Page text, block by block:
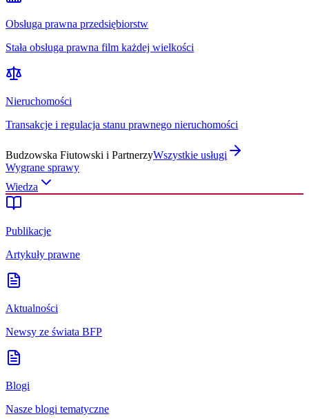
Obsługa prawna przedsiębiorstw
Stała obsługa prawna film każdej wielkości
Nieruchomości
Transakcje i regulacja stanu prawnego nieruchomości
Budzowska Fiutowski i PartnerzyWszystkie usługi
Wygrane sprawy
Wiedza
Publikacje
Artykuły prawne
Aktualności
Newsy ze świata BFP
Blogi
Nasze blogi tematyczne